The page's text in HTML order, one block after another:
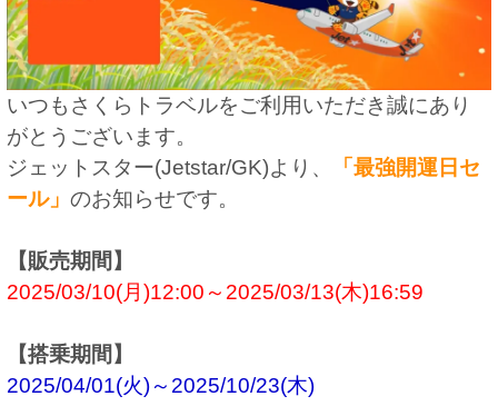
いつもさくらトラベルをご利用いただき誠にあり
がとうございます。
ジェットスター(Jetstar/GK)より、
「最強開運日セ
ール」 のお知らせです。
【販売期間】
2025/03/10(月)12:00～2025/03/13(木)16:59
【搭乗期間】
2025/04/01(火)～2025/10/23(木)